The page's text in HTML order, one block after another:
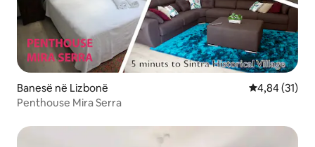
Banesë në Lizbonë Vlerësimi
4,84 (31)
Penthouse Mira Serra